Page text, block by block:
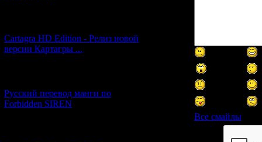
Cartagra HD Edition - Релиз новой
версии Картагры ...
Русский перевод манги по
Forbidden SIREN
Все смайлы